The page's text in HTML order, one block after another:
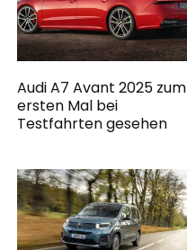
Audi A7 Avant 2025 zum
ersten Mal bei
Testfahrten gesehen